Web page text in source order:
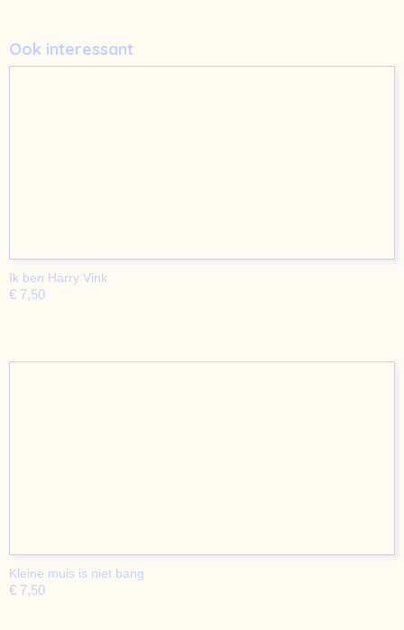
Ook interessant
Ik ben Harry Vink
€ 7,50
Kleine muis is niet bang
€ 7,50